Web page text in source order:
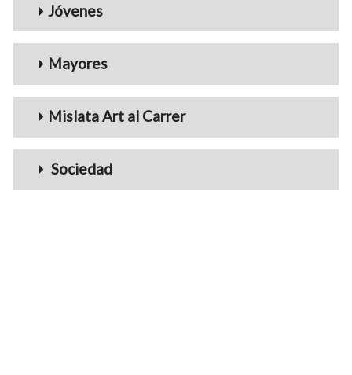
Jóvenes
Mayores
Mislata Art al Carrer
Sociedad